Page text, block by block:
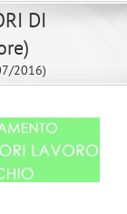
DI
2016)